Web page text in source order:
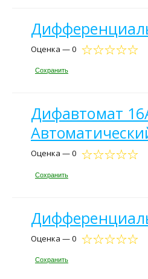
Оценка — 0
Сохранить
Дифавтомат
Оценка — 0
Сохранить
Оценка — 0
Сохранить